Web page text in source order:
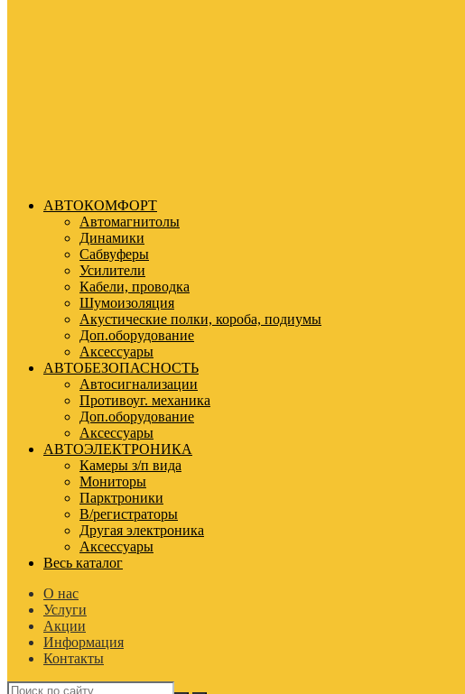
АВТОКОМФОРТ
Автомагнитолы
Динамики
Сабвуферы
Усилители
Кабели, проводка
Шумоизоляция
Акустические полки, короба, подиумы
Доп.оборудование
Аксессуары
АВТОБЕЗОПАСНОСТЬ
Автосигнализации
Противоуг. механика
Доп.оборудование
Аксессуары
АВТОЭЛЕКТРОНИКА
Камеры з/п вида
Мониторы
Парктроники
В/регистраторы
Другая электроника
Аксессуары
Весь каталог
О нас
Услуги
Акции
Информация
Контакты